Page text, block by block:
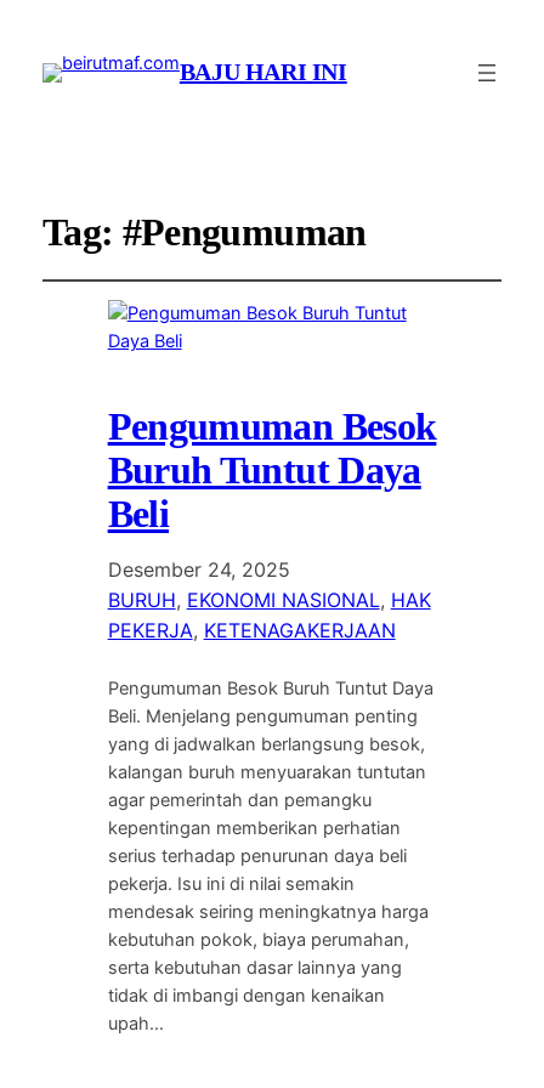
BAJU HARI INI
Tag: #Pengumuman
Pengumuman Besok
Buruh Tuntut Daya
Beli
Desember 24, 2025
BURUH, EKONOMI NASIONAL, HAK
PEKERJA, KETENAGAKERJAAN
Pengumuman Besok Buruh Tuntut Daya
Beli. Menjelang pengumuman penting
yang di jadwalkan berlangsung besok,
kalangan buruh menyuarakan tuntutan
agar pemerintah dan pemangku
kepentingan memberikan perhatian
serius terhadap penurunan daya beli
pekerja. Isu ini di nilai semakin
mendesak seiring meningkatnya harga
kebutuhan pokok, biaya perumahan,
serta kebutuhan dasar lainnya yang
tidak di imbangi dengan kenaikan
upah…